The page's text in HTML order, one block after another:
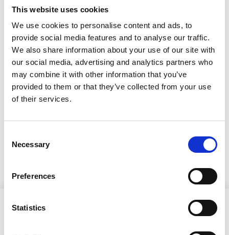
This website uses cookies
We use cookies to personalise content and ads, to
provide social media features and to analyse our traffic.
We also share information about your use of our site with
our social media, advertising and analytics partners who
may combine it with other information that you’ve
provided to them or that they’ve collected from your use
of their services.
Selection
Necessary
Preferences
Statistics
rakennustarkastajan
päätöksistä
8.7.2026
Kuulutus
Lupapäätös 26-0027-MAI